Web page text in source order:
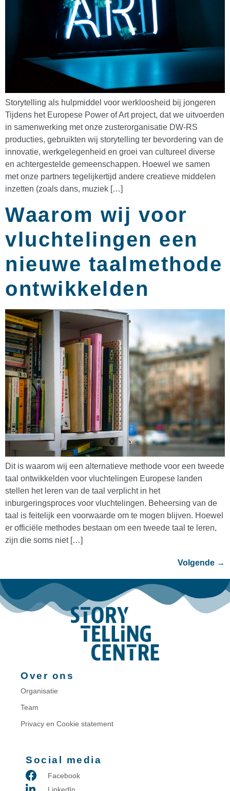
Storytelling als hulpmiddel voor werkloosheid bij jongeren
Tijdens het Europese Power of Art project, dat we uitvoerden
in samenwerking met onze zusterorganisatie DW-RS
producties, gebruikten wij storytelling ter bevordering van de
innovatie, werkgelegenheid en groei van cultureel diverse
en achtergestelde gemeenschappen. Hoewel we samen
met onze partners tegelijkertijd andere creatieve middelen
inzetten (zoals dans, muziek […]
Waarom wij voor
vluchtelingen een
nieuwe taalmethode
ontwikkelden
Dit is waarom wij een alternatieve methode voor een tweede
taal ontwikkelden voor vluchtelingen Europese landen
stellen het leren van de taal verplicht in het
inburgeringsproces voor vluchtelingen. Beheersing van de
taal is feitelijk een voorwaarde om te mogen blijven. Hoewel
er officiële methodes bestaan om een tweede taal te leren,
zijn die soms niet […]
Volgende →
Over ons
Organisatie
Team
Privacy en Cookie statement
Social media
Facebook